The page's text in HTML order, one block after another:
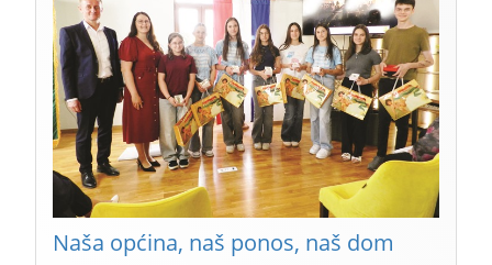
Naša općina, naš ponos, naš dom